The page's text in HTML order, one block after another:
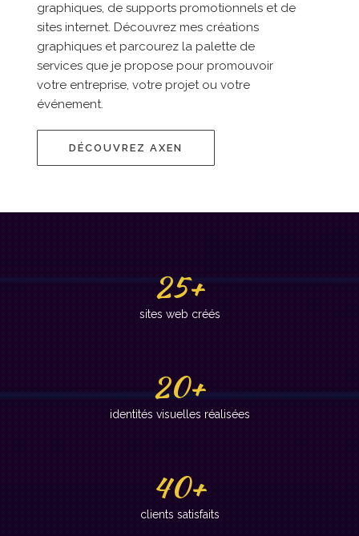
graphiques, de supports promotionnels et de
sites internet. Découvrez mes créations
graphiques et parcourez la palette de
services que je propose pour promouvoir
votre entreprise, votre projet ou votre
événement.
DÉCOUVREZ AXEN
25+
sites web créés
20+
identités visuelles réalisées
40+
clients satisfaits